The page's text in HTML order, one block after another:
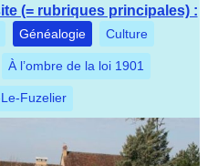
(= rubriques principales) :
Généalogie Culture
À l’ombre de la loi 1901
Fuzelier